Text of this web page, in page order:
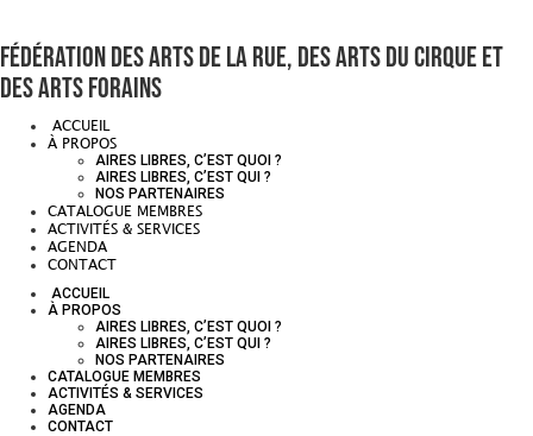
Fédération des arts de la rue, des arts du cirque et
des arts forains
ACCUEIL
À PROPOS
AIRES LIBRES, C’EST QUOI ?
AIRES LIBRES, C’EST QUI ?
NOS PARTENAIRES
CATALOGUE MEMBRES
ACTIVITÉS & SERVICES
AGENDA
CONTACT
ACCUEIL
À PROPOS
AIRES LIBRES, C’EST QUOI ?
AIRES LIBRES, C’EST QUI ?
NOS PARTENAIRES
CATALOGUE MEMBRES
ACTIVITÉS & SERVICES
AGENDA
CONTACT